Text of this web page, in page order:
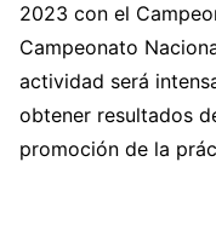
2023 con el
Campeonato
actividad será
obtener resultados
promoción de la